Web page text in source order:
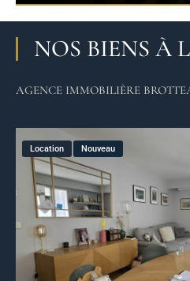
NOS BIENS À
AGENCE IMMOBILIÈRE
Location Nouveau